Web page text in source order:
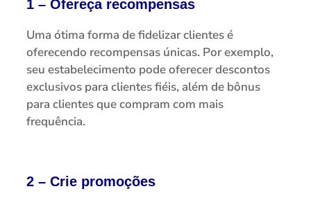
1 – Ofereça recompensas
Uma ótima forma de fidelizar clientes é
oferecendo recompensas únicas. Por exemplo,
seu estabelecimento pode oferecer descontos
exclusivos para clientes fiéis, além de bônus
para clientes que compram com mais
frequência.
2 – Crie promoções